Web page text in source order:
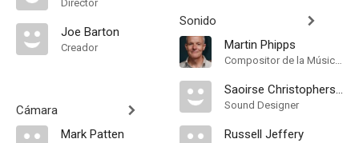
Director
Joe Barton
Creador
Cámara
Mark Patten
Sonido
Martin Phipps
Compositor de la Música Original
Saoirse Christopherson
Sound Designer
Russell Jeffery